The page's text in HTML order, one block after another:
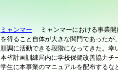
ミャンマー ミャンマーにおける事業開
を得ること自体が大きな関門であった
順調に活動できる段階になってきた。幸
本省計画訓練局内に学校保健改善協力
学生に本事業のマニュアルを配布する